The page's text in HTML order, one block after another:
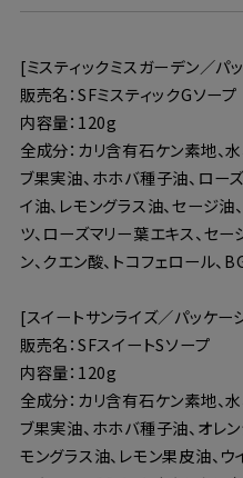
[ミスティックミスガーデン／パ
販売名：SFミスティックGソープ
内容量：120g
全成分：カリ含有石ケン素地、水
ブ果実油、ホホバ種子油、ロー
イ油、レモングラス油、セージ油
ツ、ローズマリー葉エキス、セー
ン、クエン酸、トコフェロール、
[スイートサンライズ／パッケー
販売名：SFスイートSソープ
内容量：120g
全成分：カリ含有石ケン素地、水
ブ果実油、ホホバ種子油、オレ
モングラス油、レモン果皮油、ウ